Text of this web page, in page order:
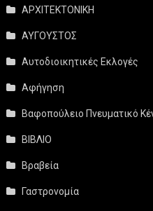
ΑΡΧΙΤΕΚΤΟΝΙΚΗ
ΑΥΓΟΥΣΤΟΣ
Αυτοδιοικητικές Εκλογές
Αφήγηση
Βαφοπούλειο Πνευματικό
ΒΙΒΛΙΟ
Βραβεία
Γαστρονομία